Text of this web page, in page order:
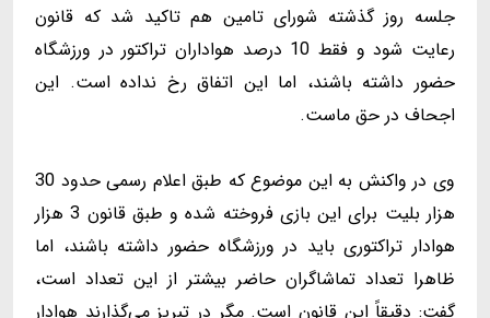
جلسه روز گذشته شورای تامین هم تاکید شد که قانون
رعایت شود و فقط 10 درصد هواداران تراکتور در ورزشگاه
حضور داشته باشند، اما این اتفاق رخ نداده است. این
اجحاف در حق ماست.
وی در واکنش به این موضوع که طبق اعلام رسمی حدود 30
هزار بلیت برای این بازی فروخته شده و طبق قانون 3 هزار
هوادار تراکتوری باید در ورزشگاه حضور داشته باشند، اما
ظاهرا تعداد تماشاگران حاضر بیشتر از این تعداد است،
گفت: دقیقاً این قانون است. مگر در تبریز می‌گذارند هوادار